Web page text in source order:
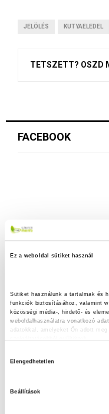
Ez a weboldal sütiket használ
Sütiket használunk a tartalmak és
funkciók biztosításához, valamint
közösségi média-, hirdető- és
weboldalhasználatra vonatkozó
adatokkal, amelyeket Ön adott
Elengedhetetlen
Beállítások
JELÖLÉS KUTYAELEDEL
TETSZETT? OSZD
FACEBOOK